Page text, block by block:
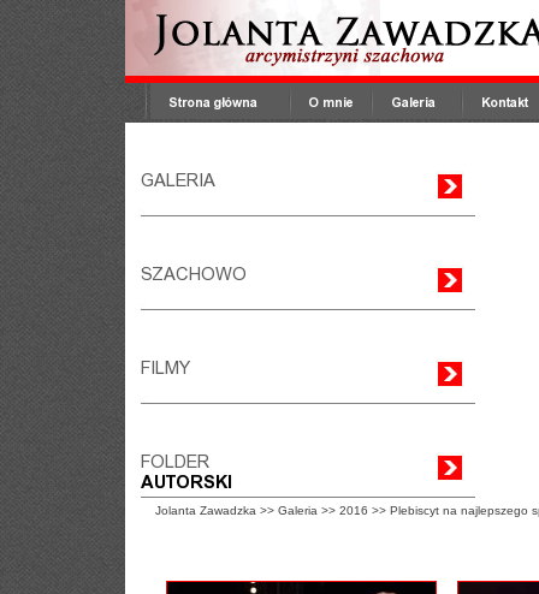
Jolanta Zawadzka >> Galeria >> 2016 >> Plebiscyt na najlepszego